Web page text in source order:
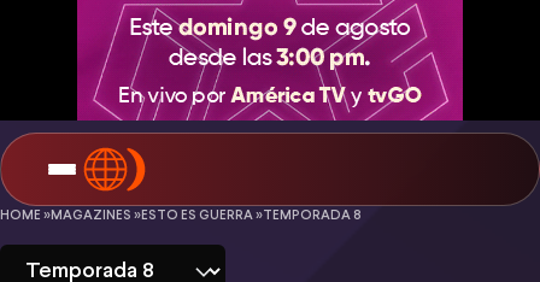
Esto
es
HOME » MAGAZINES » ESTO ES GUERRA » TEMPORADA 8